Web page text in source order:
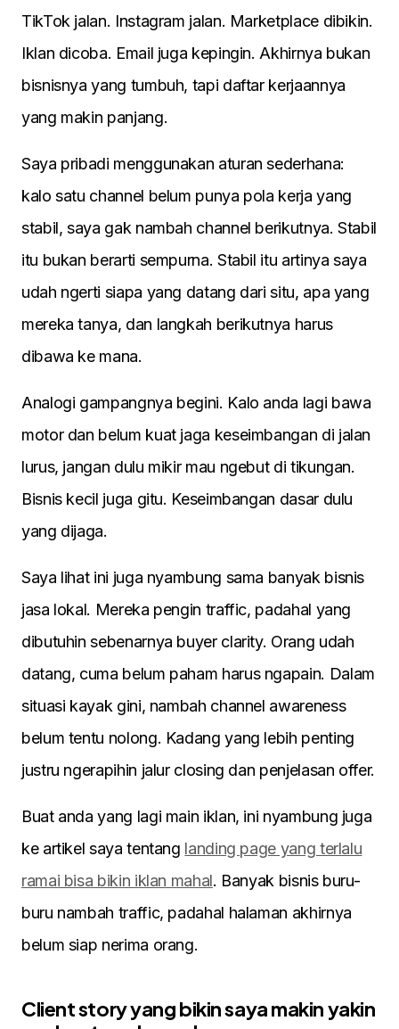
TikTok jalan. Instagram jalan. Marketplace dibikin.
Iklan dicoba. Email juga kepingin. Akhirnya bukan
bisnisnya yang tumbuh, tapi daftar kerjaannya
yang makin panjang.
Saya pribadi menggunakan aturan sederhana:
kalo satu channel belum punya pola kerja yang
stabil, saya gak nambah channel berikutnya. Stabil
itu bukan berarti sempurna. Stabil itu artinya saya
udah ngerti siapa yang datang dari situ, apa yang
mereka tanya, dan langkah berikutnya harus
dibawa ke mana.
Analogi gampangnya begini. Kalo anda lagi bawa
motor dan belum kuat jaga keseimbangan di jalan
lurus, jangan dulu mikir mau ngebut di tikungan.
Bisnis kecil juga gitu. Keseimbangan dasar dulu
yang dijaga.
Saya lihat ini juga nyambung sama banyak bisnis
jasa lokal. Mereka pengin traffic, padahal yang
dibutuhin sebenarnya buyer clarity. Orang udah
datang, cuma belum paham harus ngapain. Dalam
situasi kayak gini, nambah channel awareness
belum tentu nolong. Kadang yang lebih penting
justru ngerapihin jalur closing dan penjelasan offer.
Buat anda yang lagi main iklan, ini nyambung juga
ke artikel saya tentang landing page yang terlalu
ramai bisa bikin iklan mahal. Banyak bisnis buru-
buru nambah traffic, padahal halaman akhirnya
belum siap nerima orang.
Client story yang bikin saya makin yakin